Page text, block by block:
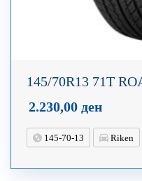
145/70R13 71T
2.230,00 ден
145-70-13 Riken